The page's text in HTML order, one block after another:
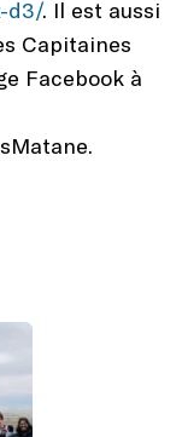
d3/. Il est aussi
Capitaines
Facebook à